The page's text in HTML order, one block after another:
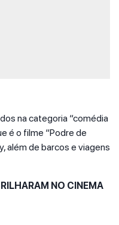
na categoria “comédia
é o filme “Podre de
além de barcos e viagens
NO CINEMA